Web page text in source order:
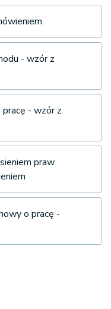
- wzór z
- wzór z
praw
o pracę -